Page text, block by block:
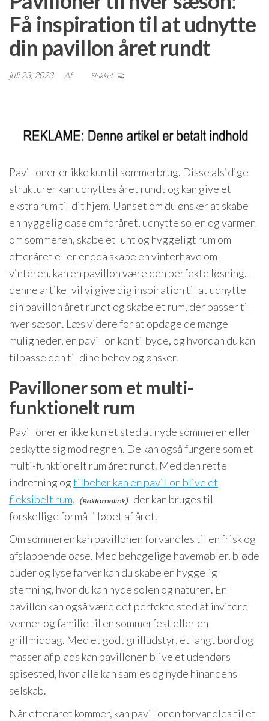
Få inspiration til at udnytte
din pavillon året rundt
juli 23, 2023 Af Slukket
Pavilloner er ikke kun til sommerbrug. Disse alsidige
strukturer kan udnyttes året rundt og kan give et
ekstra rum til dit hjem. Uanset om du ønsker at skabe
en hyggelig oase om foråret, udnytte solen og varmen
om sommeren, skabe et lunt og hyggeligt rum om
efteråret eller endda skabe en vinterhave om
vinteren, kan en pavillon være den perfekte løsning. I
denne artikel vil vi give dig inspiration til at udnytte
din pavillon året rundt og skabe et rum, der passer til
hver sæson. Læs videre for at opdage de mange
muligheder, en pavillon kan tilbyde, og hvordan du kan
tilpasse den til dine behov og ønsker.
Pavilloner som et multi-
funktionelt rum
Pavilloner er ikke kun et sted at nyde sommeren eller
beskytte sig mod regnen. De kan også fungere som et
multi-funktionelt rum året rundt. Med den rette
indretning ogtilbehør kan en pavillon blive et
fleksibelt rum,
der kan bruges til
forskellige formål i løbet af året.
Om sommeren kan pavillonen forvandles til en frisk og
afslappende oase. Med behagelige havemøbler, bløde
puder og lyse farver kan du skabe en hyggelig
stemning, hvor du kan nyde solen og naturen. En
pavillon kan også være det perfekte sted at invitere
venner og familie til en sommerfest eller en
grillmiddag. Med et godt grilludstyr, et langt bord og
masser af plads kan pavillonen blive et udendørs
spisested, hvor alle kan samles og nyde hinandens
selskab.
Når efteråret kommer, kan pavillonen forvandles til et